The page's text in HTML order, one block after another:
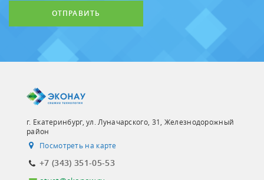
ОТПРАВИТЬ
г. Екатеринбург, ул. Луначарского, 31, Железнодорожный
район
Посмотреть на карте
+7 (343) 351-05-53